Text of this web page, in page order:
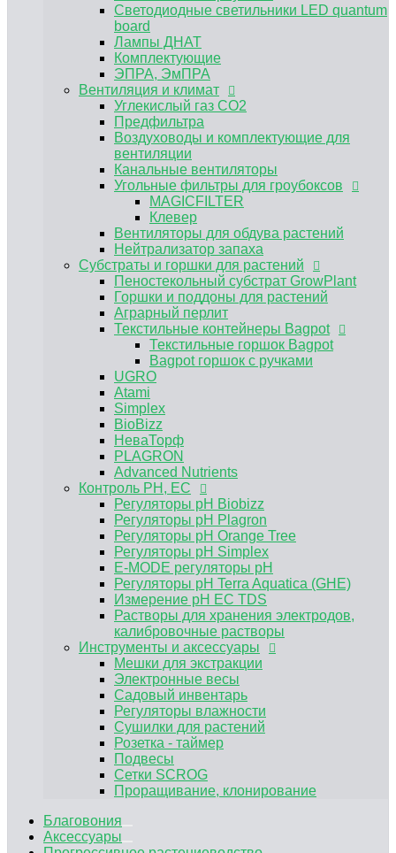
Клевер
Вентиляторы для обдува растений
Нейтрализатор запаха
Субстраты и горшки для растений
Пеностекольный субстрат GrowPlant
Горшки и поддоны для растений
Аграрный перлит
Текстильные контейнеры Bagpot
Текстильные горшок Bagpot
Bagpot горшок с ручками
UGRO
Atami
Simplex
BioBizz
НеваТорф
PLAGRON
Advanced Nutrients
Контроль PH, EC
Регуляторы pH Biobizz
Регуляторы pH Plagron
Регуляторы pH Orange Tree
Регуляторы pH Simplex
E-MODE регуляторы рН
Регуляторы pH Terra Aquatica (GHE)
Измерение pH EC TDS
Растворы для хранения электродов,
калибровочные растворы
Инструменты и аксессуары
Мешки для экстракции
Электронные весы
Садовый инвентарь
Регуляторы влажности
Сушилки для растений
Розетка - таймер
Подвесы
Сетки SCROG
Проращивание, клонирование
Светодиодные светильники LED quantum
board
Лампы ДНАТ
Комплектующие
ЭПРА, ЭмПРА
Вентиляция и климат
Углекислый газ CO2
Предфильтра
Воздуховоды и комплектующие для
вентиляции
Канальные вентиляторы
Угольные фильтры для гроубоксов
MAGICFILTER
Клевер
Вентиляторы для обдува растений
Нейтрализатор запаха
Субстраты и горшки для растений
Пеностекольный субстрат GrowPlant
Горшки и поддоны для растений
Аграрный перлит
Текстильные контейнеры Bagpot
Текстильные горшок Bagpot
Bagpot горшок с ручками
UGRO
Atami
Simplex
BioBizz
НеваТорф
PLAGRON
Advanced Nutrients
Контроль PH, EC
Регуляторы pH Biobizz
Регуляторы pH Plagron
Регуляторы pH Orange Tree
Регуляторы pH Simplex
E-MODE регуляторы рН
Регуляторы pH Terra Aquatica (GHE)
Измерение pH EC TDS
Растворы для хранения электродов,
калибровочные растворы
Инструменты и аксессуары
Мешки для экстракции
Электронные весы
Садовый инвентарь
Регуляторы влажности
Сушилки для растений
Розетка - таймер
Подвесы
Сетки SCROG
Проращивание, клонирование
Благовония
Аксессуары